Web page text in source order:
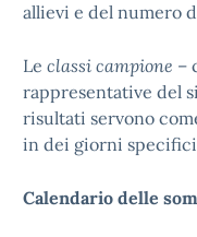
allievi e del numero
Le classi campione –
rappresentative del
risultati servono
in dei giorni
Calendario delle